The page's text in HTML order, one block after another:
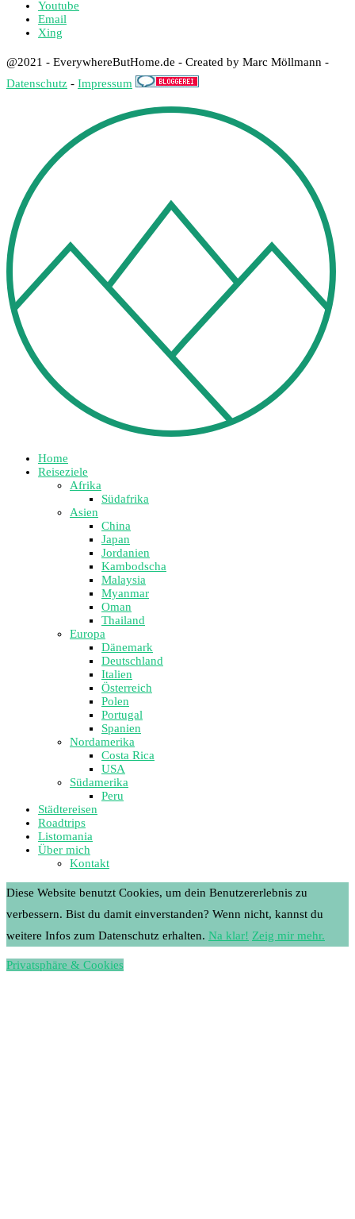
Youtube
Email
Xing
@2021 - EverywhereButHome.de - Created by Marc Möllmann -
Datenschutz - Impressum
Home
Reiseziele
Afrika
Südafrika
Asien
China
Japan
Jordanien
Kambodscha
Malaysia
Myanmar
Oman
Thailand
Europa
Dänemark
Deutschland
Italien
Österreich
Polen
Portugal
Spanien
Nordamerika
Costa Rica
USA
Südamerika
Peru
Städtereisen
Roadtrips
Listomania
Über mich
Kontakt
Diese Website benutzt Cookies, um dein Benutzererlebnis zu
verbessern. Bist du damit einverstanden? Wenn nicht, kannst du
weitere Infos zum Datenschutz erhalten. Na klar! Zeig mir mehr.
Privatsphäre & Cookies